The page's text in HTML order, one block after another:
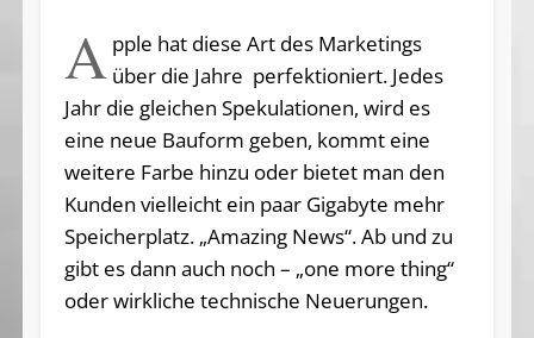
A pple hat diese Art des Marketings
über die Jahre perfektioniert. Jedes
Jahr die gleichen Spekulationen, wird es
eine neue Bauform geben, kommt eine
weitere Farbe hinzu oder bietet man den
Kunden vielleicht ein paar Gigabyte mehr
Speicherplatz. „Amazing News“. Ab und zu
gibt es dann auch noch – „one more thing“
oder wirkliche technische Neuerungen.